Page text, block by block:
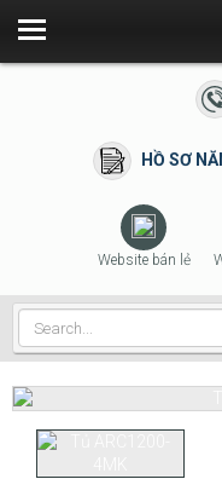
HỒ SƠ
Website bán lẻ